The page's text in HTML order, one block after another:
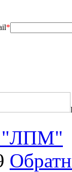
*
"ЛПМ"